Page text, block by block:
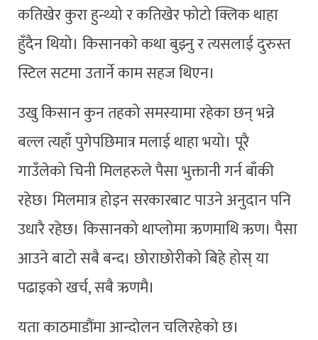
कतिखेर कुरा हुन्थ्यो र कतिखेर फोटो क्लिक थाहा
हुँदैन थियो। किसानको कथा बुझ्नु र त्यसलाई दुरुस्त
स्टिल सटमा उतार्ने काम सहज थिएन।
उखु किसान कुन तहको समस्यामा रहेका छन् भन्ने
बल्ल त्यहाँ पुगेपछिमात्र मलाई थाहा भयो। पूरै
गाउँलेको चिनी मिलहरुले पैसा भुक्तानी गर्न बाँकी
रहेछ। मिलमात्र होइन सरकारबाट पाउने अनुदान पनि
उधारै रहेछ। किसानको थाप्लोमा ऋणमाथि ऋण। पैसा
आउने बाटो सबै बन्द। छोराछोरीको बिहे होस् या
पढाइको खर्च, सबै ऋणमै।
यता काठमाडौंमा आन्दोलन चलिरहेको छ।